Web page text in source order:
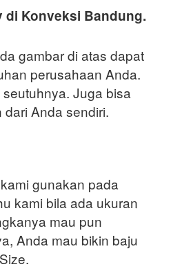
di Konveksi Bandung.
gambar di atas dapat
perusahaan Anda.
Juga bisa
Anda sendiri.
gunakan pada
kami bila ada ukuran
mau pun
Anda mau bikin baju